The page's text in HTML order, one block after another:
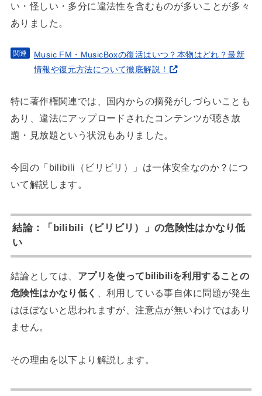
い・怪しい・多分に違法性を含むものが多いことが多々
ありました。
Music FM・MusicBoxの復活はいつ？本物はどれ？最新
情報や復元方法について徹底解説！
特に著作権関連では、国内からの摘発がしづらいことも
あり、違法にアップロードされたコンテンツが聴き放
題・見放題という状況もありました。
今回の「bilibili（ビリビリ）」は一体安全なのか？につ
いて解説します。
結論：「bilibili（ビリビリ）」の危険性はかなり低
い
結論としては、 アプリを使ってbilibiliを利用することの
危険性はかなり低く
、利用している事自体に問題が発生
はほぼないと思われますが、注意点が無いわけではあり
ません。
その理由を以下より解説します。